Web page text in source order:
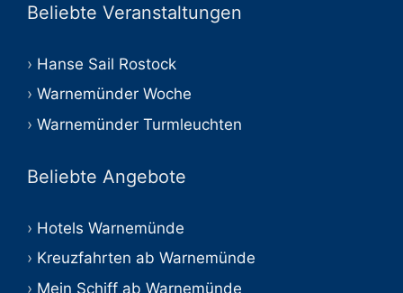
Beliebte Veranstaltungen
Hanse Sail Rostock
Warnemünder Woche
Warnemünder Turmleuchten
Beliebte Angebote
Hotels Warnemünde
Kreuzfahrten ab Warnemünde
Mein Schiff ab Warnemünde